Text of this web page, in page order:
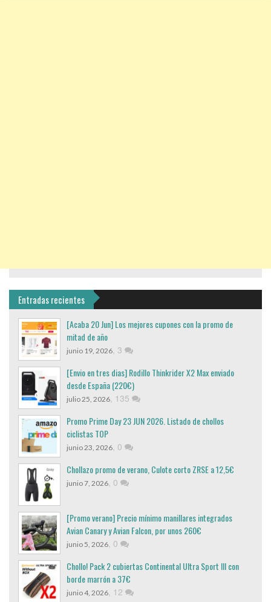
Entradas recientes
[Acaba 20 Jun] Los mejores cupones con la promo de
mitad de año
junio 19, 2026, 3
[Envio en tres dias] Rodillo Thinkrider X2 Max enviado
desde España (220€)
julio 25, 2026, 135
Promo Prime Day 23 JUN 2026. Listado de chollos
ciclistas TOP
junio 23, 2026, 0
Chollazo promo de verano, Culote corto ZRSE a 12,5€
junio 7, 2026, 0
[Promo verano] Precio mínimo manillares integrados
Avian Canary y Avian Falcon, por unos 260€
junio 5, 2026, 0
Chollo! Pack 2 cubiertas Continental Ultra Sport III con
borde marrón a 37€
junio 4, 2026, 12